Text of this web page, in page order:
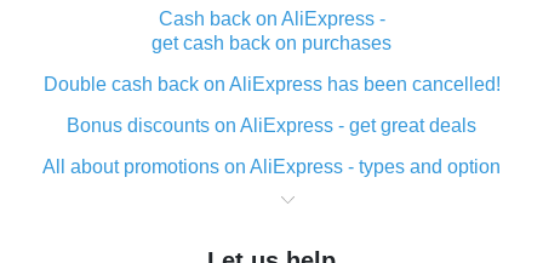
Cash back on AliExpress -
get cash back on purchases
Double cash back on AliExpress has been cancelled!
Bonus discounts on AliExpress - get great deals
All about promotions on AliExpress - types and option
What is cash back when making purchases on